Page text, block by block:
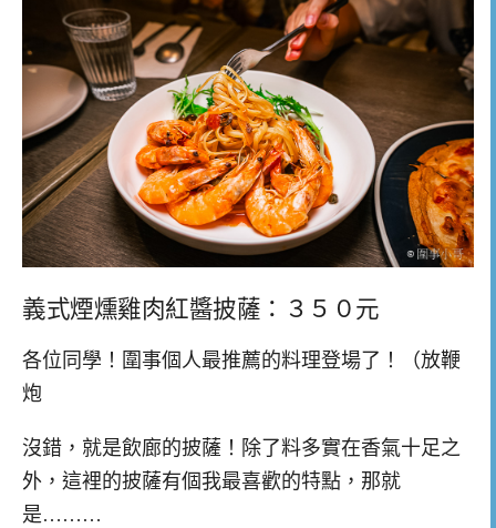
義式煙燻雞肉紅醬披薩：３５０元
各位同學！圍事個人最推薦的料理登場了！（放鞭
炮
沒錯，就是飲廊的披薩！除了料多實在香氣十足之
外，這裡的披薩有個我最喜歡的特點，那就
是………